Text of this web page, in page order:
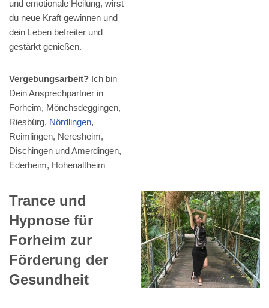
und emotionale Heilung, wirst
du neue Kraft gewinnen und
dein Leben befreiter und
gestärkt genießen.
Vergebungsarbeit? Ich bin
Dein Ansprechpartner in
Forheim, Mönchsdeggingen,
Riesbürg, Nördlingen,
Reimlingen, Neresheim,
Dischingen und Amerdingen,
Ederheim, Hohenaltheim
Trance und
Hypnose für
Forheim zur
Förderung der
Gesundheit